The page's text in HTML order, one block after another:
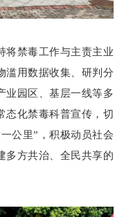
禁毒工作与主责主业
滥用数据收集、研判分
业园区、基层一线等多
态化禁毒科普宣传，切
公里”，积极动员社会
多方共治、全民共享的